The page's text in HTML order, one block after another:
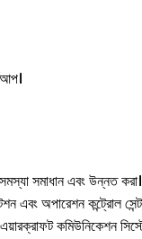
সমাধান এবং উন্নত
এবং অপারেশন কন্ট্রোল
কমিউনিকেশন